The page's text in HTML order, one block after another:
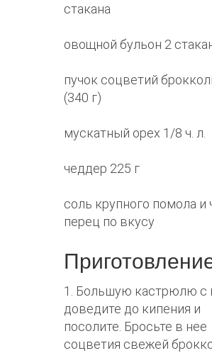
стакана
овощной бульон 2
пучок соцветий
(340 г)
мускатный орех 1/8 ч. л.
чеддер 225 г
соль крупного помола и
перец по вкусу
1. Большую кастрюлю с
доведите до кипения и
посолите. Бросьте в нее
соцветия свежей